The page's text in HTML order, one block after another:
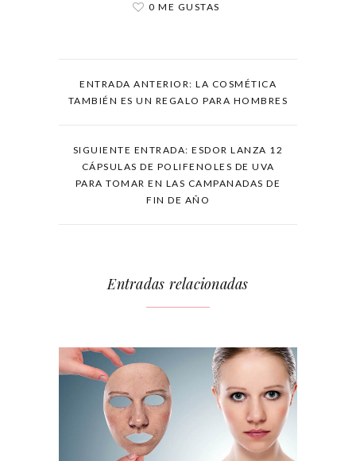
0 ME GUSTAS
ENTRADA ANTERIOR: LA COSMÉTICA
TAMBIÉN ES UN REGALO PARA HOMBRES
SIGUIENTE ENTRADA: ESDOR LANZA 12
CÁPSULAS DE POLIFENOLES DE UVA
PARA TOMAR EN LAS CAMPANADAS DE
FIN DE AÑO
Entradas relacionadas